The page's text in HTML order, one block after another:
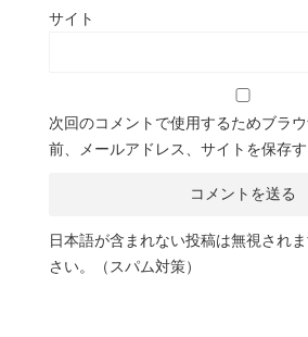
サイト
次回のコメントで使用するためブラ
前、メールアドレス、サイトを保存す
日本語が含まれない投稿は無視され
さい。（スパム対策）